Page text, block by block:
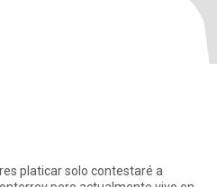
platicar solo contestaré a